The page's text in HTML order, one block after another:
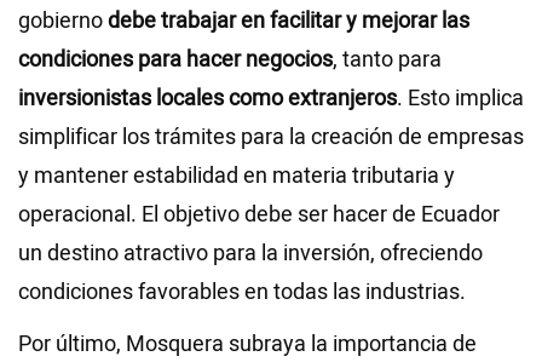
gobiernodebe trabajar en facilitar y mejorar las
condiciones para hacer negocios, tanto para
inversionistas locales como extranjeros. Esto implica
simplificar los trámites para la creación de empresas
y mantener estabilidad en materia tributaria y
operacional. El objetivo debe ser hacer de Ecuador
un destino atractivo para la inversión, ofreciendo
condiciones favorables en todas las industrias.
Por último, Mosquera subraya la importancia de